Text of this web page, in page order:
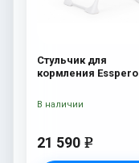
Стульчик для
кормления Esspero
21 590 e
В наличии